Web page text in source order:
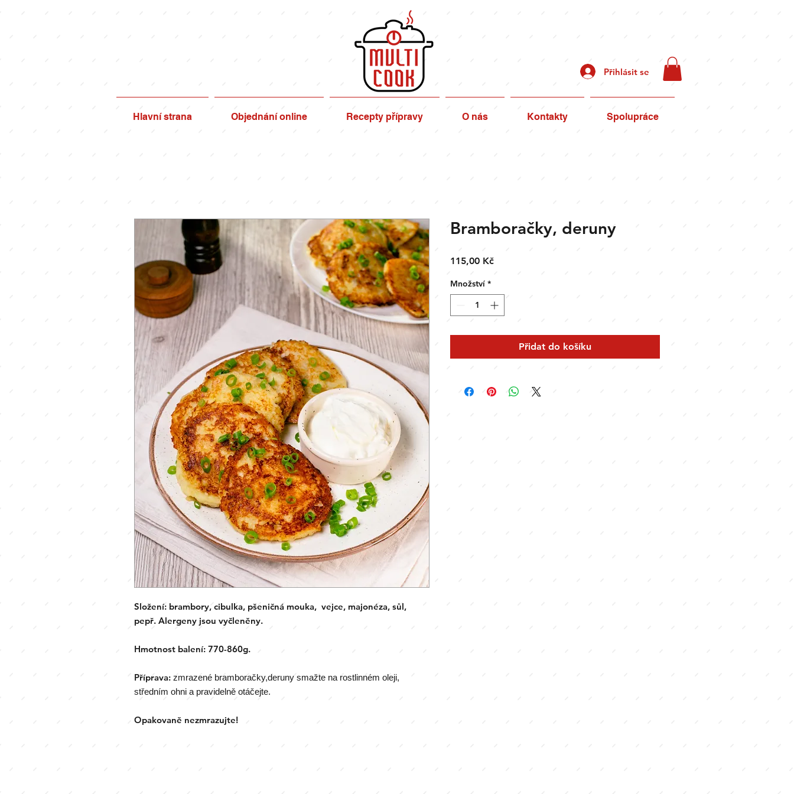
Hlavní strana Objednání online Recepty přípravy O nás Kontakty Spolupráce
Složení: brambory, cibulka, pšeničná mouka, vejce, majonéza, sůl,
pepř. Alergeny jsou vyčleněny.
Hmotnost balení: 770-860g.
Příprava: zmrazené bramboračky,deruny smažte na rostlinném oleji,
středním ohni a pravidelně otáčejte.
Opakovaně nezmrazujte!
Bramboračky, deruny
115,00 KčCena
Množství *
Přidat do košíku
Přihlásit se